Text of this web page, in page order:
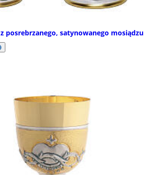
posrebrzanego, satynowanego mosiądzu